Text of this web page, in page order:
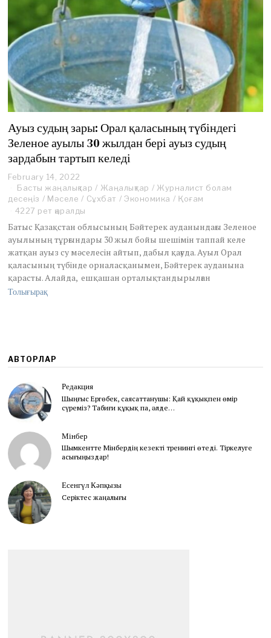
Ауыз судың зары: Орал қаласының түбіндегі
Зеленое ауылы 30 жылдан бері ауыз судың
зардабын тартып келеді
February 14, 2022
e
b
r
a
r
y
1
4
Басты жаңалықтар / Жаңалықтар / Журналист болам
десеңіз / Мәселе / Сұхбат / Экономика / Қоғам
4227 рет қаралды
Батыс Қазақстан облысының Бәйтерек ауданындағы Зеленое
ауылының тұрғындары 30 жыл бойы шешімін таппай келе
жатқан ауыз су мәселесін айтып, дабыл қағуда. Ауыл Орал
қаласының түбінде орналасқанымен, Бәйтерек ауданына
қарасты. Алайда, ешқашан орталықтандырылған
Толығырақ
АВТОРЛАР
Редакция
Шыңғыс Ергөбек, cаясаттанушы: Қай құқықпен өмір
сүреміз? Табиғи құқық па, әлде…
Мінбер
Шымкентте Мінбердің кезекті тренингі өтеді. Тіркелуге
асығыңыздар!
Есенгүл Кәпқызы
Серіктес жаңалығы